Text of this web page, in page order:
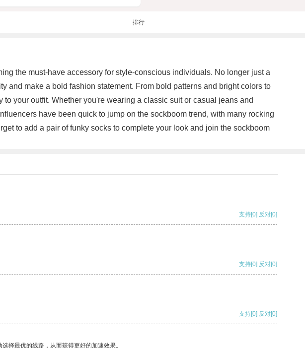
排行
the must-have accessory for style-conscious individuals. No longer just a
and make a bold fashion statement. From bold patterns and bright colors to
your outfit. Whether you're wearing a classic suit or casual jeans and
have been quick to jump on the sockboom trend, with many rocking
to add a pair of funky socks to complete your look and join the sockboom
支持[0] 反对[0]
支持[0] 反对[0]
支持[0] 反对[0]
择最优的线路，从而获得更好的加速效果。